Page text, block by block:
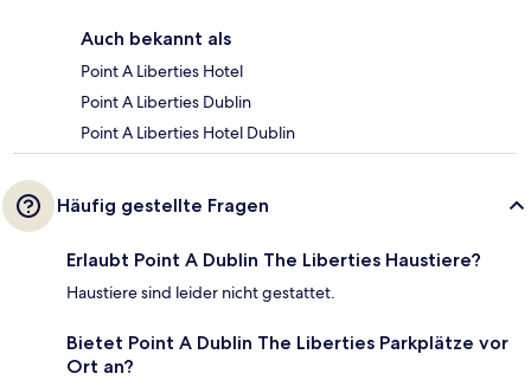
Auch bekannt als
Point A Liberties Hotel
Point A Liberties Dublin
Point A Liberties Hotel Dublin
Häufig gestellte Fragen
Erlaubt Point A Dublin The Liberties Haustiere?
Haustiere sind leider nicht gestattet.
Bietet Point A Dublin The Liberties Parkplätze vor
Ort an?